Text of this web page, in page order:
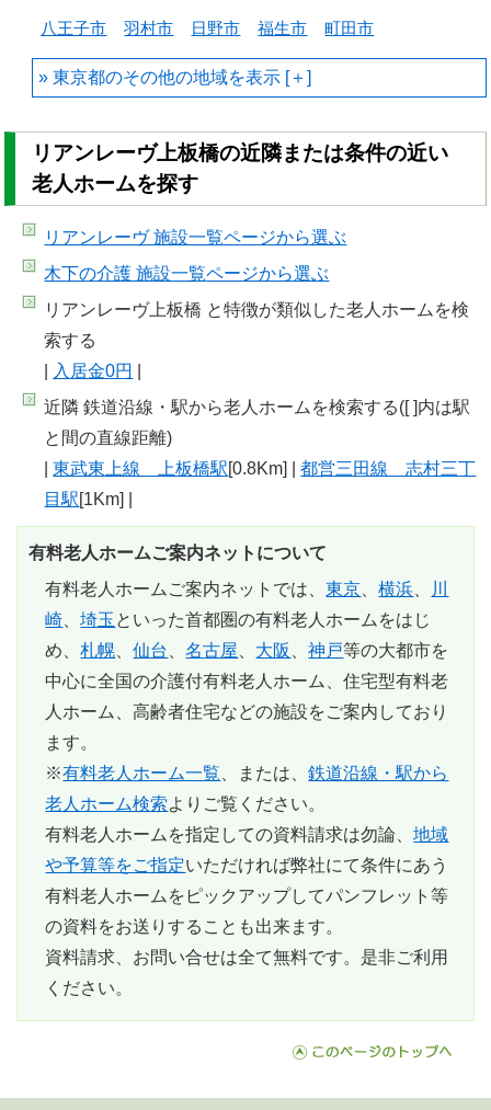
八王子市 羽村市 日野市 福生市 町田市
東京都のその他の地域を
リアンレーヴ上板橋の近隣または条件の近い
老人ホームを探す
リアンレーヴ 施設一覧ページから選ぶ
木下の介護 施設一覧ページから選ぶ
リアンレーヴ上板橋 と特徴が類似した老人ホームを検
索する
入居金0円
近隣 鉄道沿線・駅から老人ホームを検索する([ ]内は駅
と間の直線距離)
|東武東上線 上板橋駅[0.8Km] |都営三田線 志村三丁
目駅[1Km] |
有料老人ホームご案内ネットについて
有料老人ホームご案内ネットでは、東京 、横浜
川
崎 、埼玉 といった首都圏の有料老人ホームをはじ
め、札幌 、仙台 、名古屋 大阪 、神戸等の大都市を
中心に全国の介護付有料老人ホーム、住宅型有料老
人ホーム、高齢者住宅などの施設をご案内しており
ます。
※有料老人ホーム一覧 、または、鉄道沿線・駅から
老人ホーム検索よりご覧ください。
有料老人ホームを指定しての資料請求は勿論、地域
や予算等をご指定いただければ弊社にて条件にあう
有料老人ホームをピックアップしてパンフレット等
の資料をお送りすることも出来ます。
資料請求、お問い合せは全て無料です。是非ご利用
ください。